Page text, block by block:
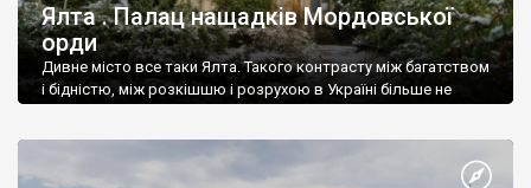
Ялта . Палац нащадків Мордовської
орди
Дивне місто все таки Ялта. Такого контрасту між багатством
і бідністю, між розкішшю і розрухою в Україні більше не